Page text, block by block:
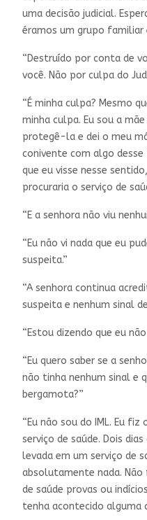
uma decisão judicial.
éramos um grupo familiar
“Destruído por conta de
você. Não por culpa do
“É minha culpa? Mesmo
minha culpa. Eu sou a
protegê-la e dei o meu
conivente com algo
que eu visse nesse
procuraria o serviço de
“E a senhora não viu
“Eu não vi nada que eu
suspeita.”
“A senhora continua
suspeita e nenhum sinal
“Estou dizendo que eu não
“Eu quero saber se a
não tinha nenhum sinal e
bergamota?”
“Eu não sou do IML. Eu
serviço de saúde. Dois
levada em um serviço de
absolutamente nada.
de saúde provas ou
tenha acontecido alguma